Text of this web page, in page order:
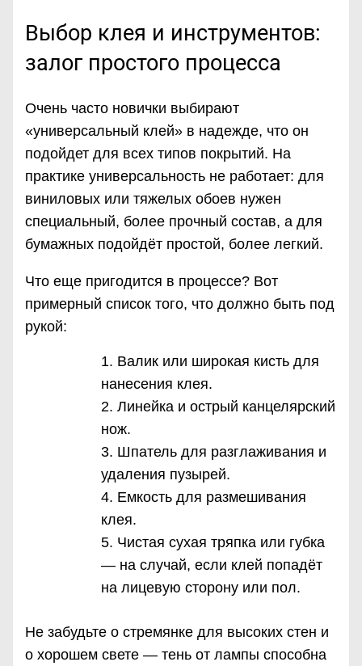
Выбор клея и инструментов:
залог простого процесса
Очень часто новички выбирают
«универсальный клей» в надежде, что он
подойдет для всех типов покрытий. На
практике универсальность не работает: для
виниловых или тяжелых обоев нужен
специальный, более прочный состав, а для
бумажных подойдёт простой, более легкий.
Что еще пригодится в процессе? Вот
примерный список того, что должно быть под
рукой:
Валик или широкая кисть для
нанесения клея.
Линейка и острый канцелярский
нож.
Шпатель для разглаживания и
удаления пузырей.
Емкость для размешивания
клея.
Чистая сухая тряпка или губка
— на случай, если клей попадёт
на лицевую сторону или пол.
Не забудьте о стремянке для высоких стен и
о хорошем свете — тень от лампы способна